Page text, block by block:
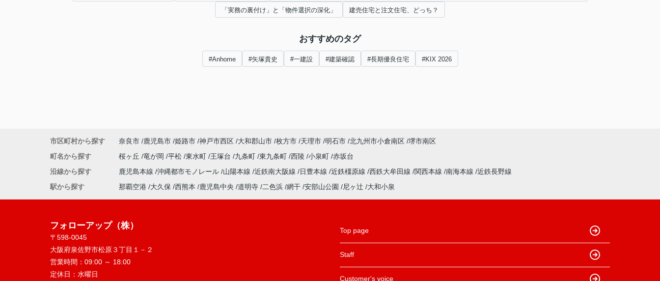
「実務の裏付け」と「物件選択の深化」 建売住宅と注文住宅、どっち？
おすすめのタグ
#Anhome #矢塚貴史 #一建設 #建築確認 #長期優良住宅 #KIX 2026
市区町村から探す 奈良市 鹿児島市 姫路市 神戸市西区 大和郡山市 枚方市 天理市 明石市 北九州市小倉南区 堺市南区
町名から探す
桜ヶ丘 竜が岡 平松 東水町 王塚台 九条町 東九条町 西陵 小泉町 赤坂台
沿線から探す
鹿児島本線 沖縄都市モノレール 山陽本線 近鉄南大阪線 日豊本線 近鉄橿原線 西鉄大牟田線 関西本線 南海本線 近鉄長野線
駅から探す
那覇空港 大久保 西熊本 鹿児島中央 道明寺 二色浜 網干 安部山公園 尼ヶ辻 大和小泉
フォローアップ（株）
〒598-0045
大阪府泉佐野市松原３丁目１－２
営業時間： 09:00 ～ 18:00
定休日： 水曜日
Top page
Staff
Customer's voice